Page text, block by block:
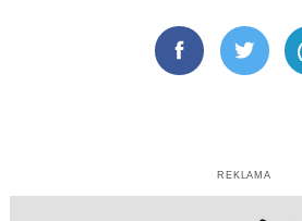
FacebookTwitter
REKLAMA